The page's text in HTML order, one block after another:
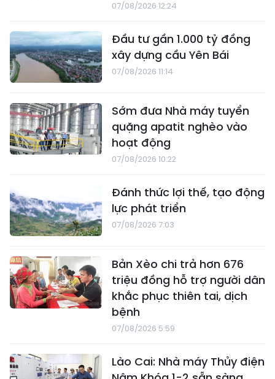
07/08/2026 12:24
Đầu tư gần 1.000 tỷ đồng
xây dựng cầu Yên Bái
07/08/2026 11:14
Sớm đưa Nhà máy tuyển
quặng apatit nghèo vào
hoạt động
07/08/2026 10:22
Đánh thức lợi thế, tạo động
lực phát triển
07/08/2026 7:03
Bản Xèo chi trả hơn 676
triệu đồng hỗ trợ người dân
khắc phục thiên tai, dịch
bệnh
07/08/2026 5:59
Lào Cai: Nhà máy Thủy điện